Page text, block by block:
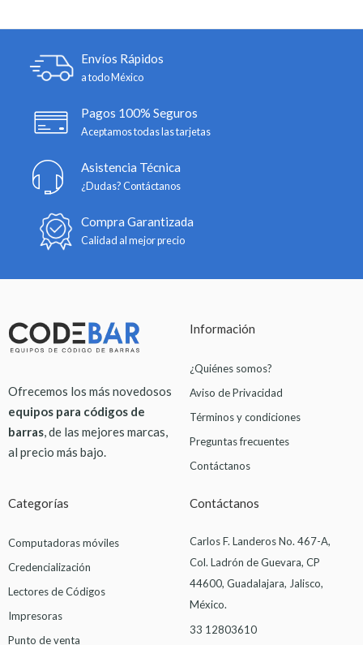
Envíos Rápidos
a todo México
Pagos 100% Seguros
Aceptamos todas las tarjetas
Asistencia Técnica
¿Dudas? Contáctanos
Compra Garantizada
Calidad al mejor precio
Ofrecemos los más novedosos
equipos para códigos de
barras, de las mejores marcas,
al precio más bajo.
Información
¿Quiénes somos?
Aviso de Privacidad
Términos y condiciones
Preguntas frecuentes
Contáctanos
Categorías
Computadoras móviles
Credencialización
Lectores de Códigos
Impresoras
Punto de venta
Contáctanos
Carlos F. Landeros No. 467-A,
Col. Ladrón de Guevara, CP
44600, Guadalajara, Jalisco,
México.
33 12803610